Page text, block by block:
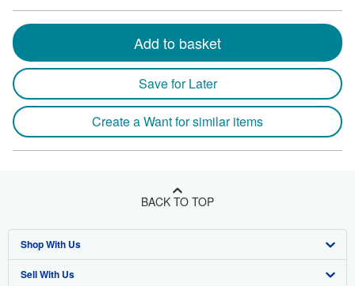
Add to basket
Save for Later
Create a Want for similar items
BACK TO TOP
Shop With Us
Advanced Search
Sell With Us